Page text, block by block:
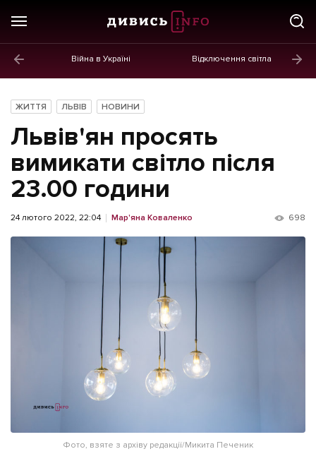
Війна в Україні Відключення світла
Новини
Політика
Економіка
Бізнес
Життя
Культура
Прес-релізи
Фото/Відео
Made in Lviv
ЖИТТЯ ЛЬВІВ НОВИНИ
Львів'ян просять
вимикати світло після
23.00 години
24 лютого 2022, 22:04 Мар'яна Коваленко 698
Фото, взяте з архіву редакції/Микита Печеник